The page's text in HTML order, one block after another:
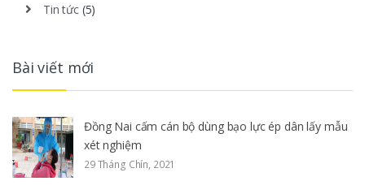
Tin tức(5)
Bài viết mới
Đồng Nai cấm cán bộ dùng bạo lực ép dân lấy mẫu
xét nghiệm
29 Tháng Chín, 2021